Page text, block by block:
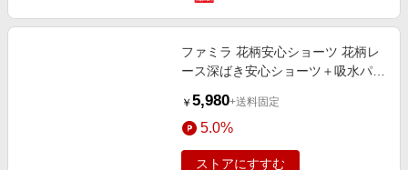
ファミラ 花柄安心ショーツ 花柄レ
ース深ばき安心ショーツ＋吸水パッ
￥ 5,980+送料固定
5.0%
ストアにすすむ